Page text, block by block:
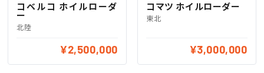
コベルコ ホイルローダ
ー
北陸
¥2,500,000
コマツ ホイルローダー
東北
¥3,000,000